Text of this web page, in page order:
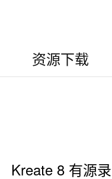
资源下载
Kreate 8 有源